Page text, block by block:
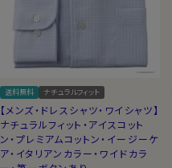
送料無料 ナチュラルフィット
【メンズ・ドレスシャツ・ワイシャツ】
ナチュラルフィット・アイスコット
ン・プレミアムコットン・イージーケ
ア・イタリアンカラー・ワイドカラ